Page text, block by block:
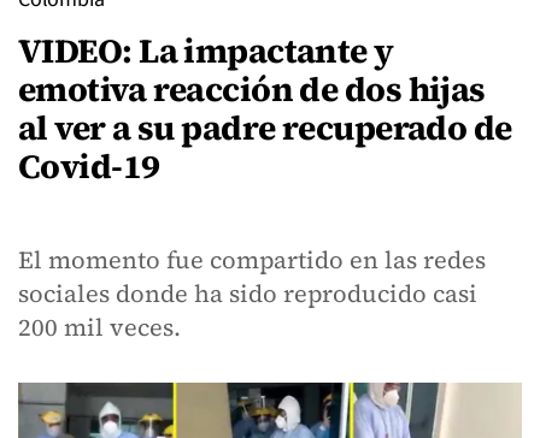
VIDEO: La impactante y
emotiva reacción de dos hijas
al ver a su padre recuperado de
Covid-19
El momento fue compartido en las redes
sociales donde ha sido reproducido casi
200 mil veces.